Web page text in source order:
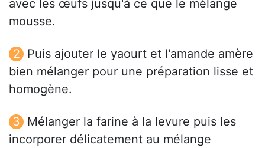
avec les œufs jusqu'à ce que le mélange
mousse.
Puis ajouter le yaourt et l'amande amère
bien mélanger pour une préparation lisse et
homogène.
Mélanger la farine à la levure puis les
incorporer délicatement au mélange